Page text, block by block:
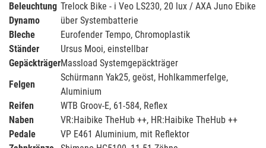
Beleuchtung Trelock Bike - i Veo LS230, 20 lux / AXA Juno Ebike
Dynamo
über Systembatterie
Bleche
Eurofender Tempo, Chromoplastik
Ständer
Ursus Mooi, einstellbar
GepäckträgerMassload Systemgepäckträger
Felgen
Schürmann Yak25, geöst, Hohlkammerfelge,
Aluminium
Reifen
WTB Groov-E, 61-584, Reflex
Naben
VR:Haibike TheHub ++, HR:Haibike TheHub ++
Pedale
VP E461 Aluminium, mit Reflektor